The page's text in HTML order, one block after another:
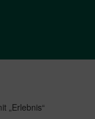
„Erlebnis“